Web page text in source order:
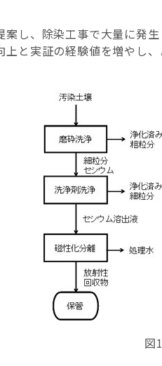
し、除染工事で大量に発
と実証の経験値を増やし
図